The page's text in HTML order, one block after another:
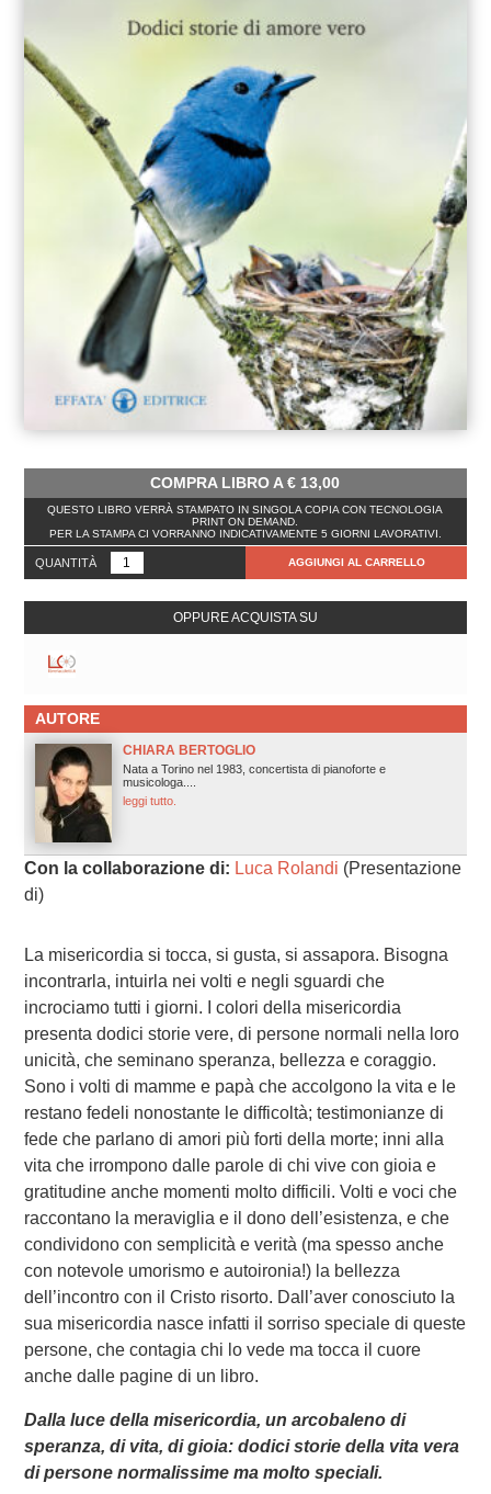
COMPRA LIBRO A€ 13,00
QUESTO LIBRO VERRÀ STAMPATO IN SINGOLA COPIA CON TECNOLOGIA
PRINT ON DEMAND.
PER LA STAMPA CI VORRANNO INDICATIVAMENTE 5 GIORNI LAVORATIVI.
QUANTITÀ AGGIUNGI AL CARRELLO
OPPURE ACQUISTA SU
AUTORE
CHIARA BERTOGLIO
Nata a Torino nel 1983, concertista di pianoforte e
musicologa....
leggi tutto.
Con la collaborazione di: Luca Rolandi (Presentazione
di)
La misericordia si tocca, si gusta, si assapora. Bisogna
incontrarla, intuirla nei volti e negli sguardi che
incrociamo tutti i giorni. I colori della misericordia
presenta dodici storie vere, di persone normali nella loro
unicità, che seminano speranza, bellezza e coraggio.
Sono i volti di mamme e papà che accolgono la vita e le
restano fedeli nonostante le difficoltà; testimonianze di
fede che parlano di amori più forti della morte; inni alla
vita che irrompono dalle parole di chi vive con gioia e
gratitudine anche momenti molto difficili. Volti e voci che
raccontano la meraviglia e il dono dell’esistenza, e che
condividono con semplicità e verità (ma spesso anche
con notevole umorismo e autoironia!) la bellezza
dell’incontro con il Cristo risorto. Dall’aver conosciuto la
sua misericordia nasce infatti il sorriso speciale di queste
persone, che contagia chi lo vede ma tocca il cuore
anche dalle pagine di un libro.
Dalla luce della misericordia, un arcobaleno di
speranza, di vita, di gioia: dodici storie della vita vera
di persone normalissime ma molto speciali.